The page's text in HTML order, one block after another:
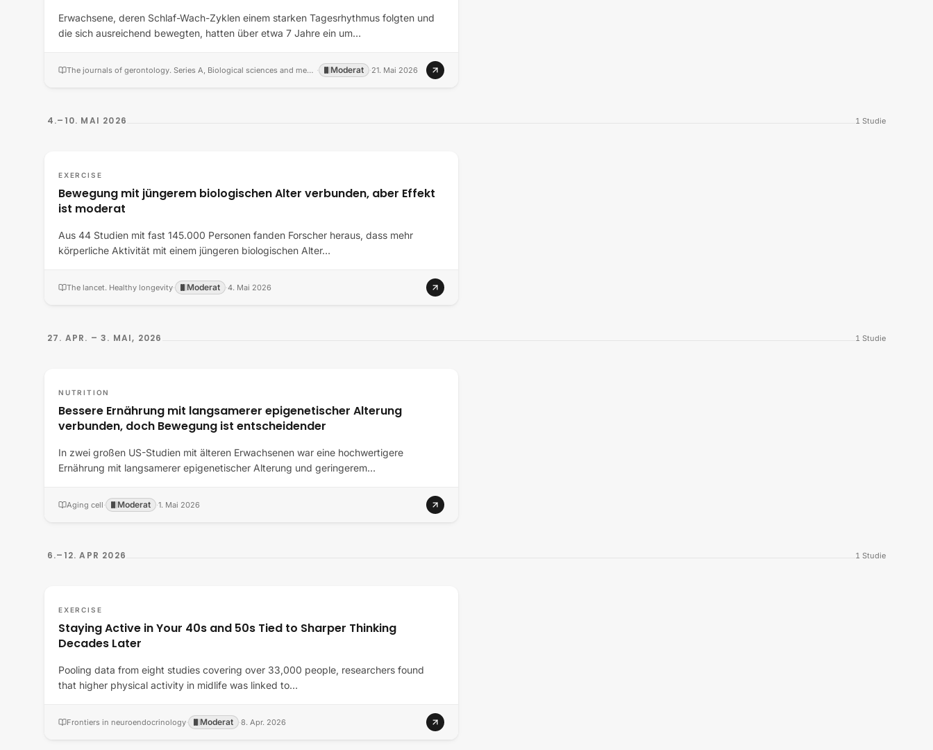
Erwachsene, deren Schlaf-Wach-Zyklen einem starken Tagesrhythmus folgten und
die sich ausreichend bewegten, hatten über etwa 7 Jahre ein um…
The journals of gerontology. Series A, Biological sciences and medical sciences · Moderat ·21. Mai 2026
4.–10. MAI 2026 1 Studie
EXERCISE
Bewegung mit jüngerem biologischen Alter verbunden, aber Effekt
ist moderat
Aus 44 Studien mit fast 145.000 Personen fanden Forscher heraus, dass mehr
körperliche Aktivität mit einem jüngeren biologischen Alter…
The lancet. Healthy longevity· Moderat ·4. Mai 2026
27. APR. – 3. MAI, 2026 1 Studie
NUTRITION
Bessere Ernährung mit langsamerer epigenetischer Alterung
verbunden, doch Bewegung ist entscheidender
In zwei großen US-Studien mit älteren Erwachsenen war eine hochwertigere
Ernährung mit langsamerer epigenetischer Alterung und geringerem…
Aging cell· Moderat ·1. Mai 2026
6.–12. APR 2026 1 Studie
EXERCISE
Staying Active in Your 40s and 50s Tied to Sharper Thinking
Decades Later
Pooling data from eight studies covering over 33,000 people, researchers found
that higher physical activity in midlife was linked to…
Frontiers in neuroendocrinology· Moderat ·8. Apr. 2026